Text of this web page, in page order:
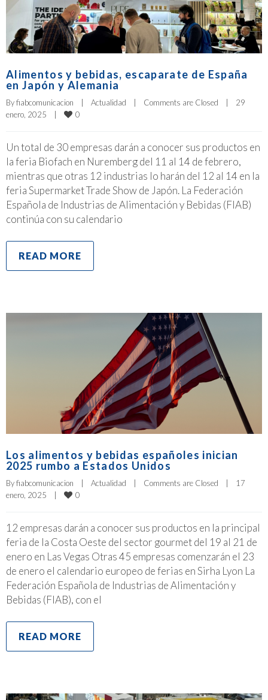
Alimentos y bebidas, escaparate de España
en Japón y Alemania
By fiabcomunicacion Actualidad Comments are Closed
29
enero, 2025
0
Un total de 30 empresas darán a conocer sus productos en
la feria Biofach en Nuremberg del 11 al 14 de febrero,
mientras que otras 12 industrias lo harán del 12 al 14 en la
feria Supermarket Trade Show de Japón. La Federación
Española de Industrias de Alimentación y Bebidas (FIAB)
continúa con su calendario
READ MORE
Los alimentos y bebidas españoles inician
2025 rumbo a Estados Unidos
By fiabcomunicacion Actualidad Comments are Closed
17
enero, 2025
0
12 empresas darán a conocer sus productos en la principal
feria de la Costa Oeste del sector gourmet del 19 al 21 de
enero en Las Vegas Otras 45 empresas comenzarán el 23
de enero el calendario europeo de ferias en Sirha Lyon La
Federación Española de Industrias de Alimentación y
Bebidas (FIAB), con el
READ MORE